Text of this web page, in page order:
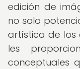
edición de
no solo
artística de los
les
conceptuales